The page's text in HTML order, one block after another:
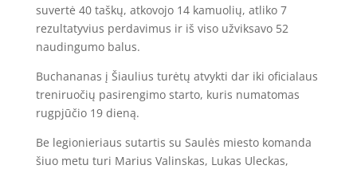
suvertė 40 taškų, atkovojo 14 kamuolių, atliko 7
rezultatyvius perdavimus ir iš viso užviksavo 52
naudingumo balus.
Buchananas į Šiaulius turėtų atvykti dar iki oficialaus
treniruočių pasirengimo starto, kuris numatomas
rugpjūčio 19 dieną.
Be legionieriaus sutartis su Saulės miesto komanda
šiuo metu turi Marius Valinskas, Lukas Uleckas,